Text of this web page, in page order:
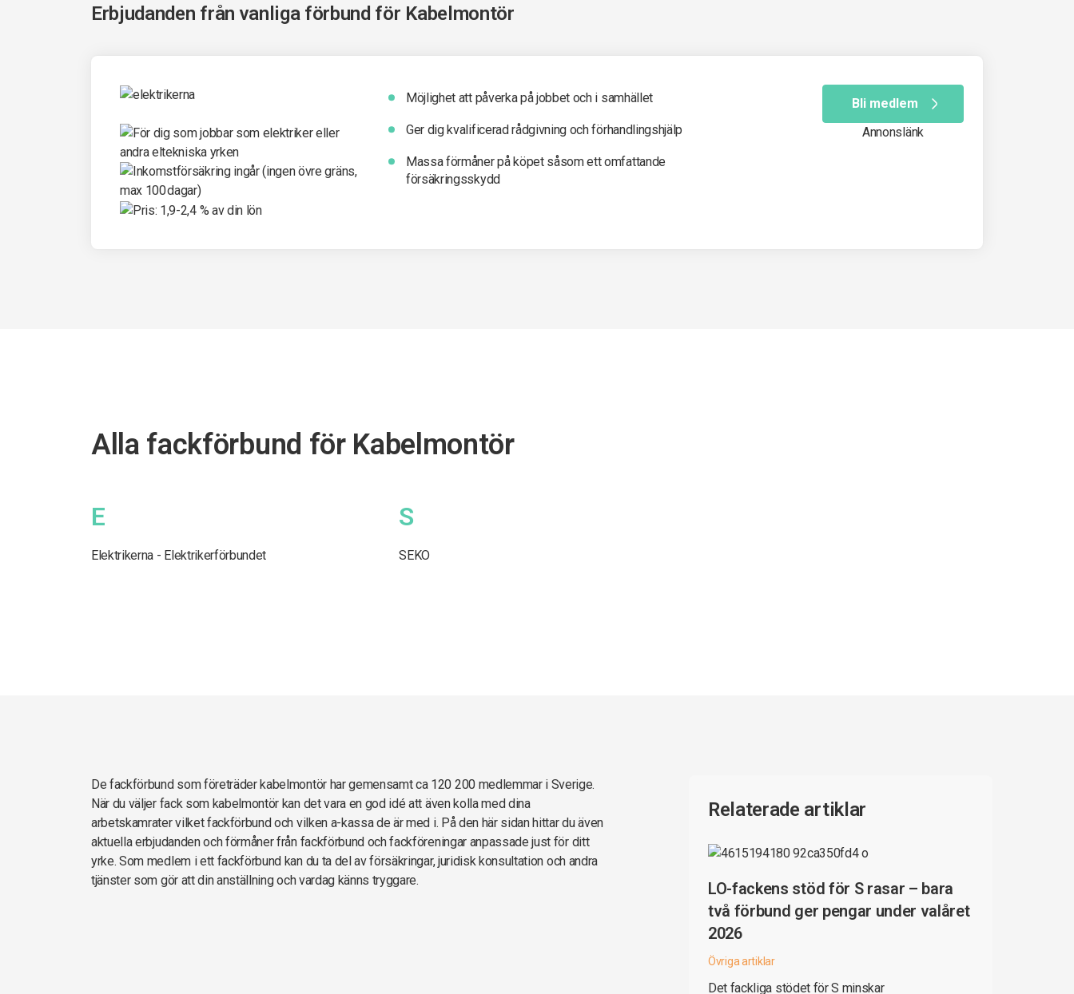
Erbjudanden från vanliga förbund för Kabelmontör
Möjlighet att påverka på jobbet och i samhället
Ger dig kvalificerad rådgivning och förhandlingshjälp
Massa förmåner på köpet såsom ett omfattande
försäkringsskydd
Bli medlem
Annonslänk
Alla fackförbund för Kabelmontör
E
Elektrikerna - Elektrikerförbundet
S
SEKO
De fackförbund som företräder kabelmontör har gemensamt ca 120 200 medlemmar i Sverige.
När du väljer fack som kabelmontör kan det vara en god idé att även kolla med dina
arbetskamrater vilket fackförbund och vilken a-kassa de är med i. På den här sidan hittar du även
aktuella erbjudanden och förmåner från fackförbund och fackföreningar anpassade just för ditt
yrke. Som medlem i ett fackförbund kan du ta del av försäkringar, juridisk konsultation och andra
tjänster som gör att din anställning och vardag känns tryggare.
Relaterade artiklar
LO-fackens stöd för S rasar – bara
två förbund ger pengar under valåret
2026
Övriga artiklar
Det fackliga stödet för S minskar